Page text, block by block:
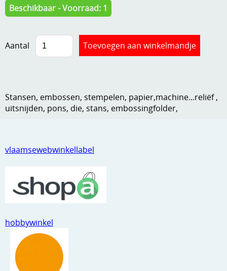
Hout , MDF, kartonmateriaal, steen
Kleurmateriaal-tekenmateriaal
Kneedmateriaal
Leuke versieringen
Ponsen
Ribbelaar
Snijmaterialen
Speciaal papier
Stans machine en embossing machines
vlaamsewebwinkellabel
hobbywinkel
Beschikbaar - Voorraad: 1
Aantal
Stansen, embossen, stempelen, papier,machine...reliëf ,
uitsnijden, pons, die, stans, embossingfolder,